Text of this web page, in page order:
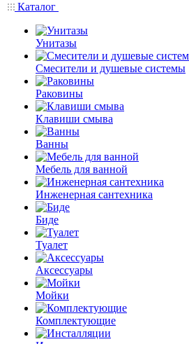
Каталог
Унитазы
Смесители и душевые системы
Раковины
Клавиши смыва
Ванны
Мебель для ванной
Инженерная сантехника
Биде
Туалет
Аксессуары
Мойки
Комплектующие